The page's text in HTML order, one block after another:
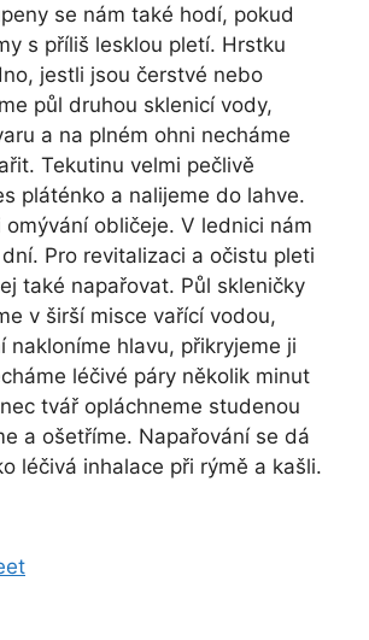
se nám také hodí, pokud
s příliš lesklou pletí. Hrstku
jestli jsou čerstvé nebo
půl druhou sklenicí vody,
a na plném ohni necháme
Tekutinu velmi pečlivě
pláténko a nalijeme do lahve.
omývání obličeje. V lednici nám
Pro revitalizaci a očistu pleti
také napařovat. Půl skleničky
v širší misce vařící vodou,
nakloníme hlavu, přikryjeme ji
léčivé páry několik minut
tvář opláchneme studenou
a ošetříme. Napařování se dá
léčivá inhalace při rýmě a kašli.